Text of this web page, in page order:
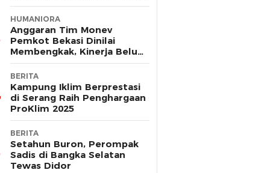
HUMANIORA
Anggaran Tim Monev
Pemkot Bekasi Dinilai
Membengkak, Kinerja Belum
Terbukti Efektif
BERITA
Kampung Iklim Berprestasi
di Serang Raih Penghargaan
ProKlim 2025
BERITA
Setahun Buron, Perompak
Sadis di Bangka Selatan
Tewas Didor